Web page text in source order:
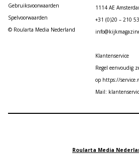
Gebruiksvoorwaarden
Spelvoorwaarden
© Roularta Media Nederland
1114 AE
+31 (0)20 – 210
Klantenservice
Regel eenvoudig
op https://
Mail:
Roularta Media